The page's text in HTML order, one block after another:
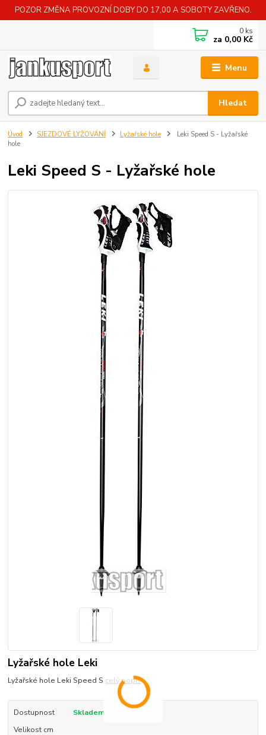
POZOR ZMĚNA PROVOZNÍ DOBY DO 17,00 A SOBOTY ZAVŘENO.
Menu
Hledat
0 ks
za 0,00 Kč
Úvod SJEZDOVÉ LYŽOVÁNÍ Lyžařské hole
Leki Speed S - Lyžařské
hole
Leki Speed S - Lyžařské hole
Lyžařské hole Leki
Lyžařské hole Leki Speed S celý popis
Dostupnost
Skladem
Velikost cm